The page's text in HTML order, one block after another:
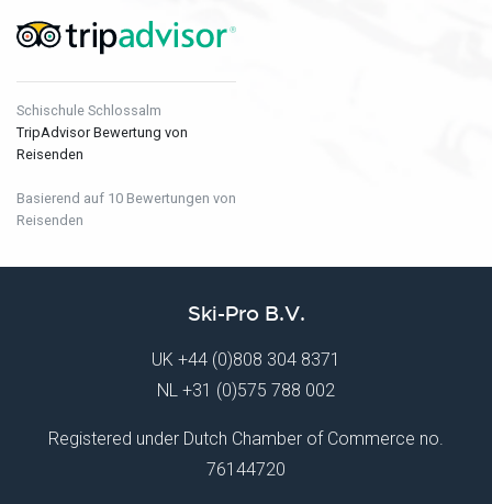
Schischule Schlossalm
TripAdvisor Bewertung von
Reisenden
Basierend auf 10 Bewertungen von
Reisenden
Ski-Pro B.V.
UK +44 (0)808 304 8371
NL +31 (0)575 788 002
Registered under Dutch Chamber of Commerce no.
76144720